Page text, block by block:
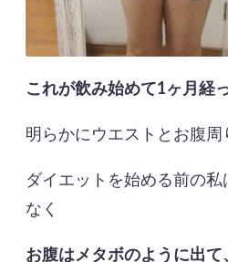
これが飲み始めて1ヶ月経
明らかにウエストとお腹周
ダイエットを始める前の私
なく
お腹はメタボのように出て